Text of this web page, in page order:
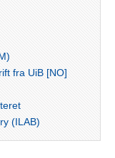
fra UiB [NO]
(ILAB)